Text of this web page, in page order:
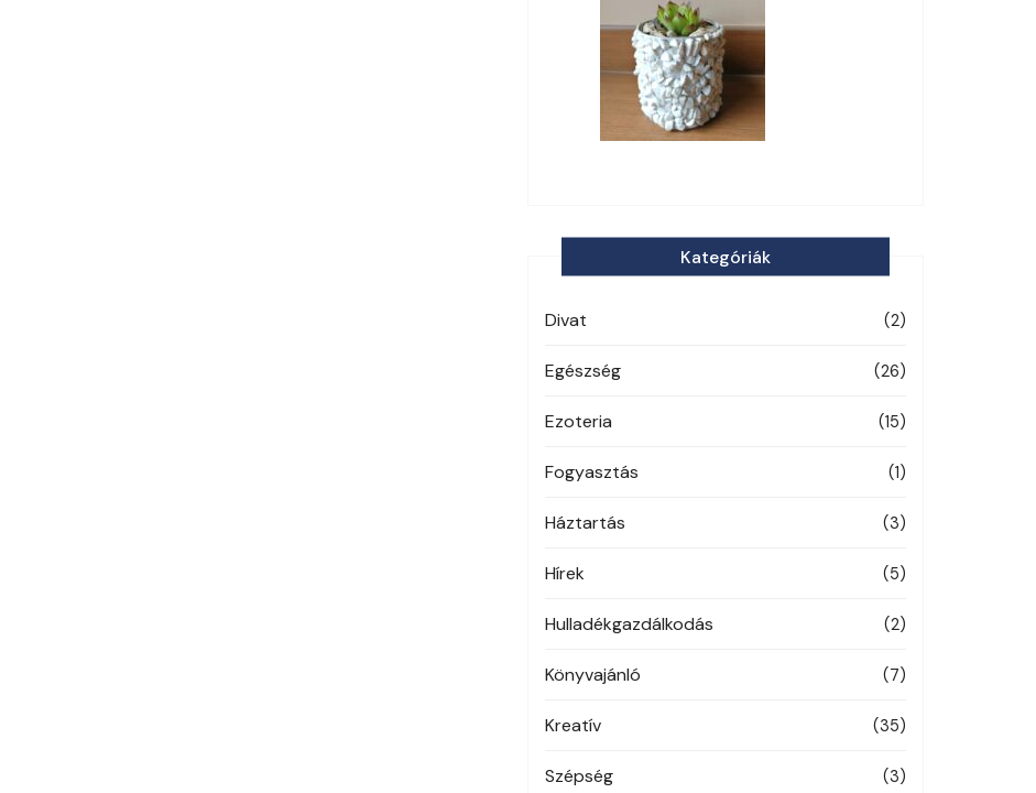
Kategóriák
Divat (2)
Egészség (26)
Ezoteria (15)
Fogyasztás (1)
Háztartás (3)
Hírek (5)
Hulladékgazdálkodás (2)
Könyvajánló (7)
Kreatív (35)
Szépség (3)